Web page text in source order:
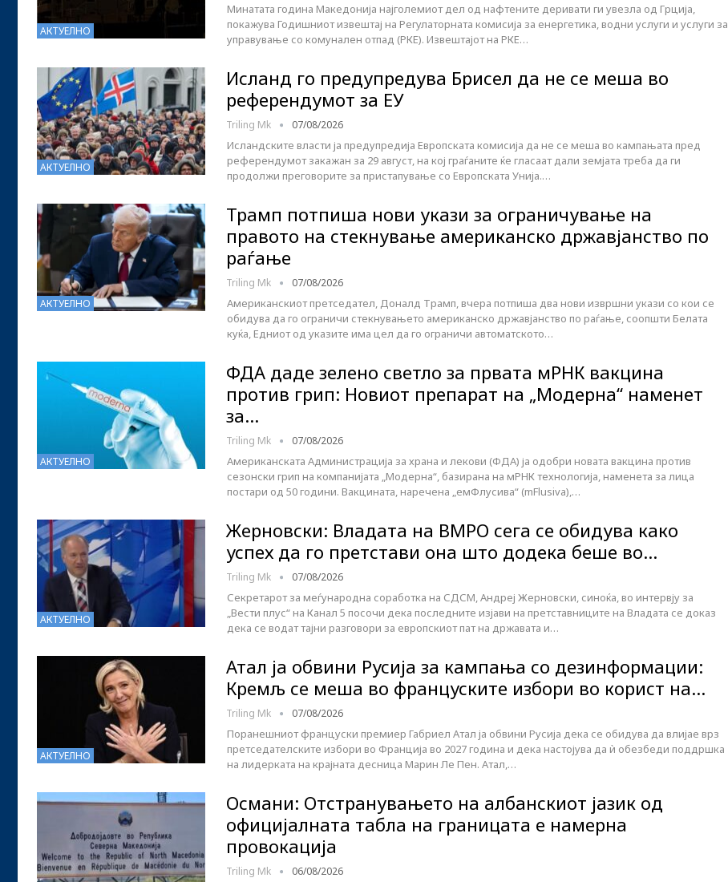
АКТУЕЛНО
Минатата година Македонија најголемиот дел од нафтените деривати ги увезла од Грција,
покажува Годишниот извештај на Регулаторната комисија за енергетика, водни услуги и услуги за
управување со комунален отпад (РКЕ). Извештајот на РКЕ…
АКТУЕЛНО
Исланд го предупредува Брисел да не се меша во
референдумот за ЕУ
Triling Mk 07/08/2026
Исландските власти ја предупредија Европската комисија да не се меша во кампањата пред
референдумот закажан за 29 август, на кој граѓаните ќе гласаат дали земјата треба да ги
продолжи преговорите за пристапување со Европската Унија.…
АКТУЕЛНО
Трамп потпиша нови укази за ограничување на
правото на стекнување американско државјанство по
раѓање
Triling Mk 07/08/2026
Американскиот претседател, Доналд Трамп, вчера потпиша два нови извршни укази со кои се
обидува да го ограничи стекнувањето американско државјанство по раѓање, соопшти Белата
куќа, Едниот од указите има цел да го ограничи автоматското…
АКТУЕЛНО
ФДА даде зелено светло за првата мРНК вакцина
против грип: Новиот препарат на „Модерна“ наменет
за…
Triling Mk 07/08/2026
Американската Администрација за храна и лекови (ФДА) ја одобри новата вакцина против
сезонски грип на компанијата „Модерна“, базирана на мРНК технологија, наменета за лица
постари од 50 години. Вакцината, наречена „емФлусива“ (mFlusiva),…
АКТУЕЛНО
Жерновски: Владата на ВМРО сега се обидува како
успех да го претстави она што додека беше во…
Triling Mk 07/08/2026
Секретарот за меѓународна соработка на СДСМ, Андреј Жерновски, синоќа, во интервју за
„Вести плус“ на Канал 5 посочи дека последните изјави на претставниците на Владата се доказ
дека се водат тајни разговори за европскиот пат на државата и…
АКТУЕЛНО
Атал ја обвини Русија за кампања со дезинформации:
Кремљ се меша во француските избори во корист на…
Triling Mk 07/08/2026
Поранешниот француски премиер Габриел Атал ја обвини Русија дека се обидува да влијае врз
претседателските избори во Франција во 2027 година и дека настојува да ѝ обезбеди поддршка
на лидерката на крајната десница Марин Ле Пен. Атал,…
Османи: Отстранувањето на албанскиот јазик од
официјалната табла на границата е намерна
провокација
Triling Mk 06/08/2026